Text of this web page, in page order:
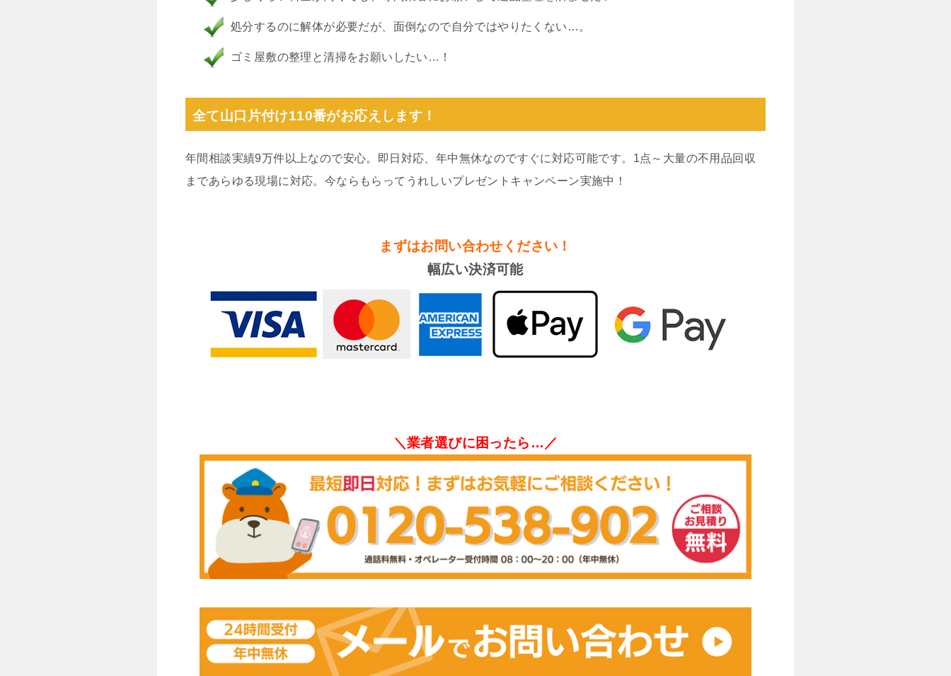
処分するのに解体が必要だが、面倒なので自分ではやりたくない…。
ゴミ屋敷の整理と清掃をお願いしたい…！
全て山口片付け110番がお応えします！
年間相談実績9万件以上なので安心。即日対応、年中無休なのですぐに対応可能です。1点～大量の不用品回収
まであらゆる現場に対応。今ならもらってうれしいプレゼントキャンペーン実施中！
まずはお問い合わせください！
幅広い決済可能
＼業者選びに困ったら…／